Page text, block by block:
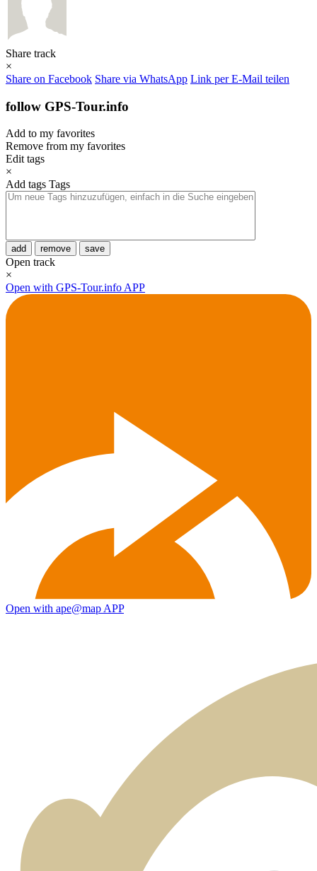
Share track
×
Share on Facebook Share via WhatsApp Link per E-Mail teilen
follow GPS-Tour.info
Add to my favorites
Remove from my favorites
Edit tags
×
Add tags Tags
add remove save
Open track
×
Open with GPS-Tour.info APP
Open with ape@map APP